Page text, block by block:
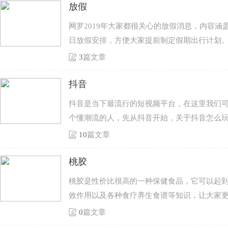
放假
网罗2019年大家都很关心的放假消息，内容
日放假安排，方便大家提前制定假期出行计划
3篇文章
抖音
抖音是当下最流行的短视频平台，在这里我们
个懂潮流的人，先从抖音开始，关于抖音怎么
10篇文章
桃胶
桃胶是性价比很高的一种保健食品，它可以起
效作用以及各种食疗养生食谱等知识，让大家
0篇文章